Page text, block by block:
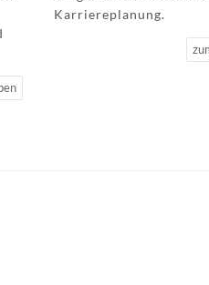
Karriereplanung.